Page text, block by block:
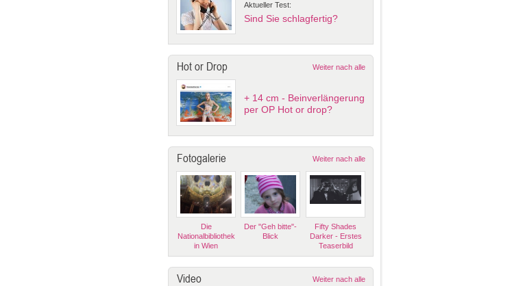
Aktueller Test:
Sind Sie schlagfertig?
Hot or Drop Weiter nach alle
+ 14 cm - Beinverlängerung
per OP Hot or drop?
Fotogalerie Weiter nach alle
Die
Nationalbibliothek
in Wien
Der "Geh bitte"-
Blick
Fifty Shades
Darker - Erstes
Teaserbild
Video Weiter nach alle